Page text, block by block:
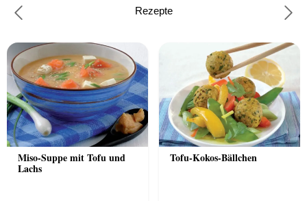
Rezepte
Miso-Suppe mit Tofu und
Lachs
Tofu-Kokos-Bällchen